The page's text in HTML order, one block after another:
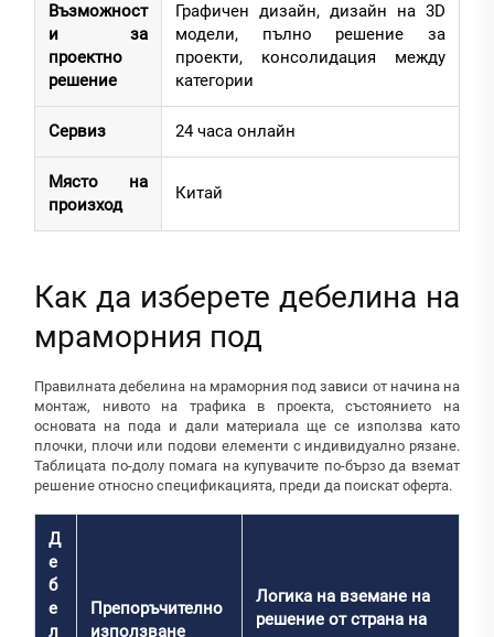
Възможност
и за
проектно
решение
Графичен дизайн, дизайн на 3D
модели, пълно решение за
проекти, консолидация между
категории
Сервиз 24 часа онлайн
Място на
произход
Китай
Как да изберете дебелина на
мраморния под
Правилната дебелина на мраморния под зависи от начина на
монтаж, нивото на трафика в проекта, състоянието на
основата на пода и дали материала ще се използва като
плочки, плочи или подови елементи с индивидуално рязане.
Таблицата по-долу помага на купувачите по-бързо да вземат
решение относно спецификацията, преди да поискат оферта.
Д
е
б
е
л
Препоръчително
използване
Логика на вземане на
решение от страна на